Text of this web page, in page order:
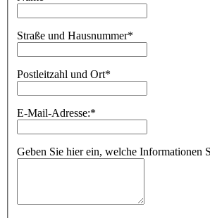
Straße und Hausnummer*
Postleitzahl und Ort*
E-Mail-Adresse:*
Geben Sie hier ein, welche Informationen